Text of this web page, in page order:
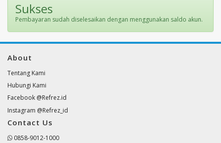
Sukses
Pembayaran sudah diselesaikan dengan menggunakan saldo akun.
About
Tentang Kami
Hubungi Kami
Facebook @Refrez.id
Instagram @Refrez_id
Contact Us
0858-9012-1000